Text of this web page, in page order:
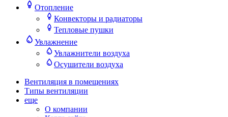
Отопление
Конвекторы и радиаторы
Тепловые пушки
Увлажнение
Увлажнители воздуха
Осушители воздуха
Вентиляция в помещениях
Типы вентиляции
еще
О компании